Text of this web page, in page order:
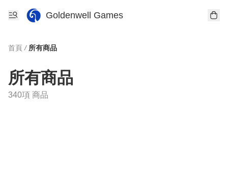
Goldenwell Games
首頁 / 所有商品
所有商品
340項 商品